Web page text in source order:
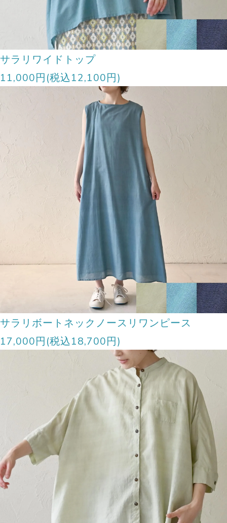
サラリワイドトップ
11,000円(税込12,100円)
サラリボートネックノースリワンピース
17,000円(税込18,700円)